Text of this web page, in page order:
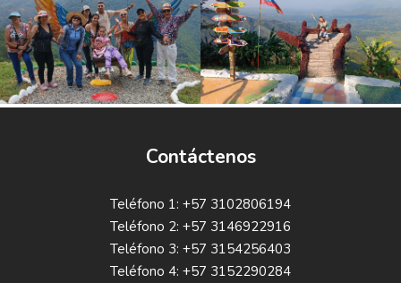
Contáctenos
Teléfono 1: +57 3102806194
Teléfono 2: +57 3146922916
Teléfono 3: +57 3154256403
Teléfono 4: +57 3152290284